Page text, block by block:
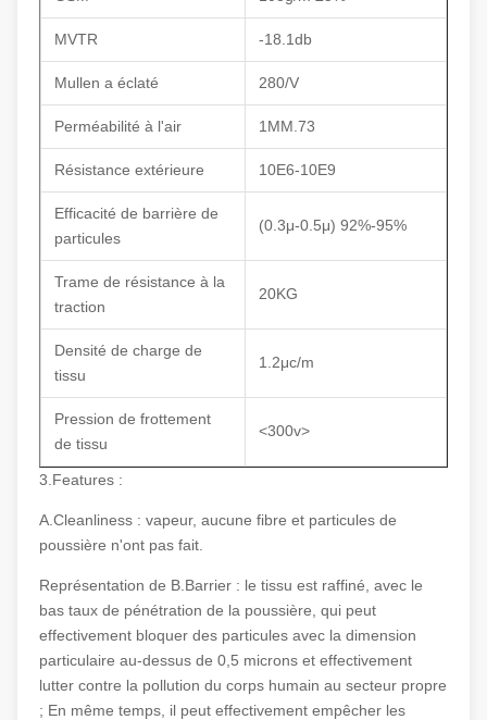
MVTR -18.1db
Mullen a éclaté 280/V
Perméabilité à l'air 1MM.73
Résistance extérieure 10E6-10E9
Efficacité de barrière de
particules
(0.3μ-0.5μ) 92%-95%
Trame de résistance à la
traction
20KG
Densité de charge de
tissu
1.2μc/m
Pression de frottement
de tissu
<300v>
3.Features :
A.Cleanliness : vapeur, aucune fibre et particules de
poussière n'ont pas fait.
Représentation de B.Barrier : le tissu est raffiné, avec le
bas taux de pénétration de la poussière, qui peut
effectivement bloquer des particules avec la dimension
particulaire au-dessus de 0,5 microns et effectivement
lutter contre la pollution du corps humain au secteur propre
; En même temps, il peut effectivement empêcher les